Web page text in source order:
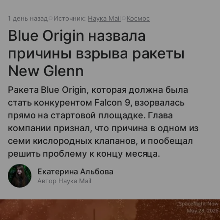
1 день назад Источник: Наука Mail Космос
Blue Origin назвала
причины взрыва ракеты
New Glenn
Ракета Blue Origin, которая должна была
стать конкурентом Falcon 9, взорвалась
прямо на стартовой площадке. Глава
компании признал, что причина в одном из
семи кислородных клапанов, и пообещал
решить проблему к концу месяца.
Екатерина Альбова
Автор Наука Mail